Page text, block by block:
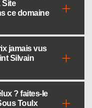
Site
ce domaine
jamais vus
Silvain
? faites-le
Toulx